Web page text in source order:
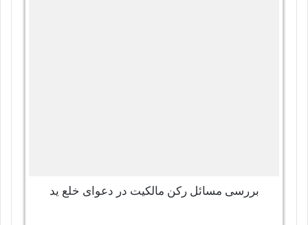
بررسی مسائل رکن مالکیت در دعوای خلع ید